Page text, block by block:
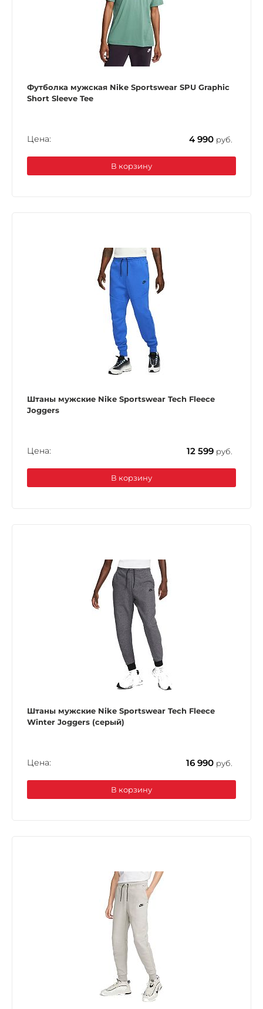
Футболка мужская Nike Sportswear SPU Graphic
Short Sleeve Tee
Цена: 4 990 руб.
В корзину
Штаны мужские Nike Sportswear Tech Fleece
Joggers
Цена: 12 599 руб.
В корзину
Штаны мужские Nike Sportswear Tech Fleece
Winter Joggers (серый)
Цена: 16 990 руб.
В корзину